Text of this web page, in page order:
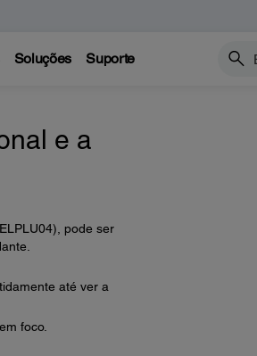
Soluções Suporte Buscar
e a
pode ser
até ver a
foco.